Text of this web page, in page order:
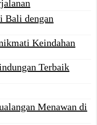
Bali dengan
Keindahan
Terbaik
Menawan di